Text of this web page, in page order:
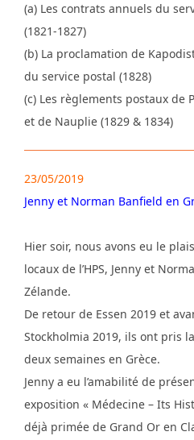
(a) Les contrats annuels du
(1821-1827)
(b) La proclamation de
du service postal (1828)
(c) Les règlements postaux de
et de Nauplie (1829 & 1834)
23/05/2019
Jenny et Norman Banfield en
Hier soir, nous avons eu le
locaux de l’HPS, Jenny et
Zélande.
De retour de Essen 2019 et
Stockholmia 2019, ils ont pris
deux semaines en Grèce.
Jenny a eu l’amabilité de
exposition « Médecine – Its
déjà primée de Grand Or en